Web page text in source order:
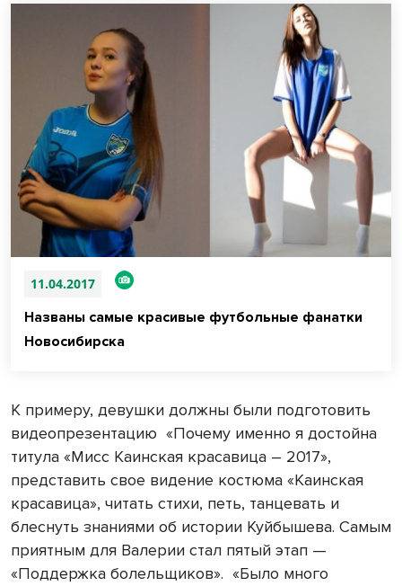
11.04.2017
Названы самые красивые футбольные фанатки
Новосибирска
К примеру, девушки должны были подготовить
видеопрезентацию «Почему именно я достойна
титула «Мисс Каинская красавица – 2017»,
представить свое видение костюма «Каинская
красавица», читать стихи, петь, танцевать и
блеснуть знаниями об истории Куйбышева. Самым
приятным для Валерии стал пятый этап —
«Поддержка болельщиков». «Было много